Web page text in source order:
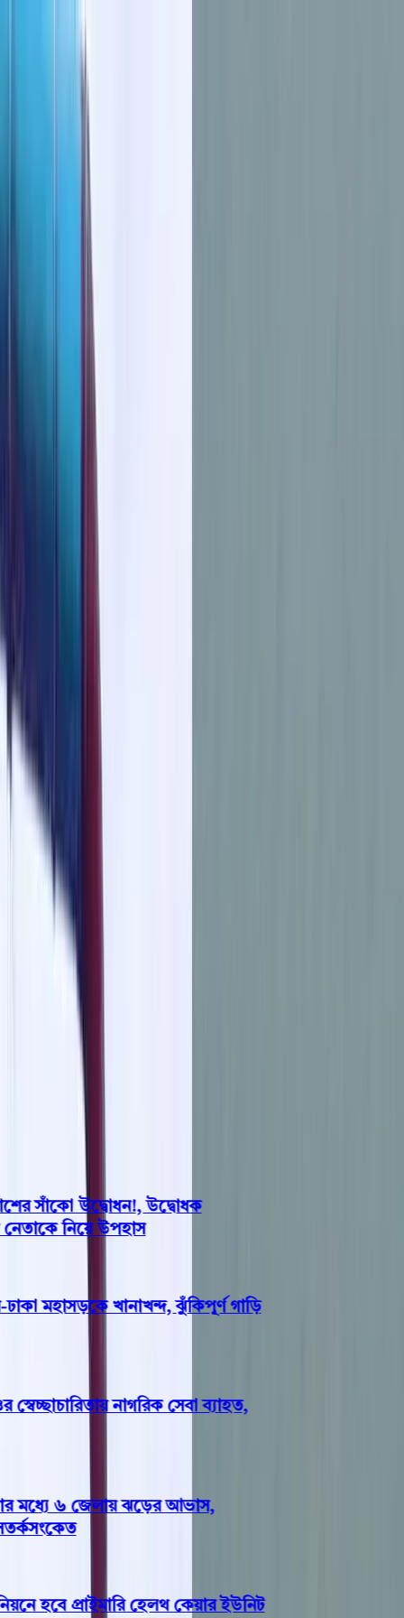
ভোলার মেঘনা-তেঁতুলিয়ায় অবৈধ বালু
উত্তোলন বন্ধে বিভিন্ন সরকারি দপ্তরে আইনি
নোটিশ
শনিবার, ০৮ আগস্ট ২০২৬
২৪ শ্রাবণ ১৪৩৩ বঙ্গাব্দ
ঝালকাঠি
বরগুনা
পিরোজপুর
খেলাধুলা
বিনোদন
জাতীয়
Open menu
সাঁকো উদ্বোধন!, উদ্বোধক
নিয়ে উপহাস
মহাসড়কে খানাখন্দ, ঝুঁকিপূর্ণ গাড়ি
নাগরিক সেবা ব্যাহত,
মধ্যে ৬ জেলায় ঝড়ের আভাস,
হবে প্রাইমারি হেলথ কেয়ার ইউনিট